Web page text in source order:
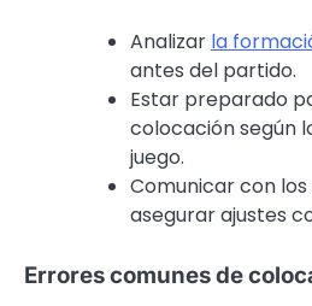
Analizar la
antes del partido.
Estar preparado
colocación según
juego.
Comunicar con
asegurar ajustes
Errores comunes de